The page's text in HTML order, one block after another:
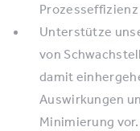
Unterstütze
von
damit
Auswirkungen
Minimierung vor.